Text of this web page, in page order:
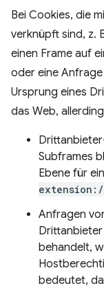
Bei Cookies, die
verknüpft sind, z.
einen Frame auf
oder eine
Ursprung eines
das Web,
Subframes
Ebene für
Anfragen
behandelt,
bedeutet,